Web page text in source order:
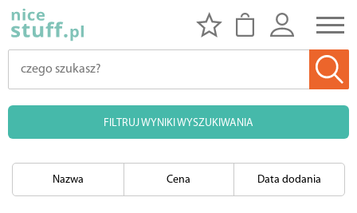
FILTRUJ WYNIKI WYSZUKIWANIA
Nazwa Cena Data dodania